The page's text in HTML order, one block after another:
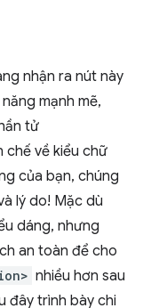
nhận ra nút này
mạnh mẽ,
tử
chế về kiểu chữ
của bạn, chúng
lý do! Mặc dù
dáng, nhưng
an toàn để cho
nhiều hơn sau
đây trình bày chi